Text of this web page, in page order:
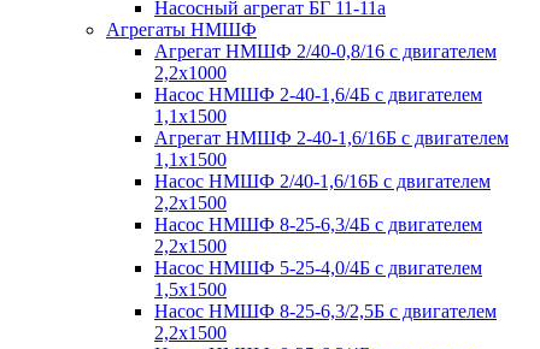
Насосный агрегат БГ 11-11а
Агрегаты НМШФ
Агрегат НМШФ 2/40-0,8/16 с двигателем
2,2х1000
Насос НМШФ 2-40-1,6/4Б с двигателем
1,1х1500
Агрегат НМШФ 2-40-1,6/16Б с двигателем
1,1х1500
Насос НМШФ 2/40-1,6/16Б с двигателем
2,2х1500
Насос НМШФ 8-25-6,3/4Б с двигателем
2,2х1500
Насос НМШФ 5-25-4,0/4Б с двигателем
1,5х1500
Насос НМШФ 8-25-6,3/2,5Б с двигателем
2,2х1500